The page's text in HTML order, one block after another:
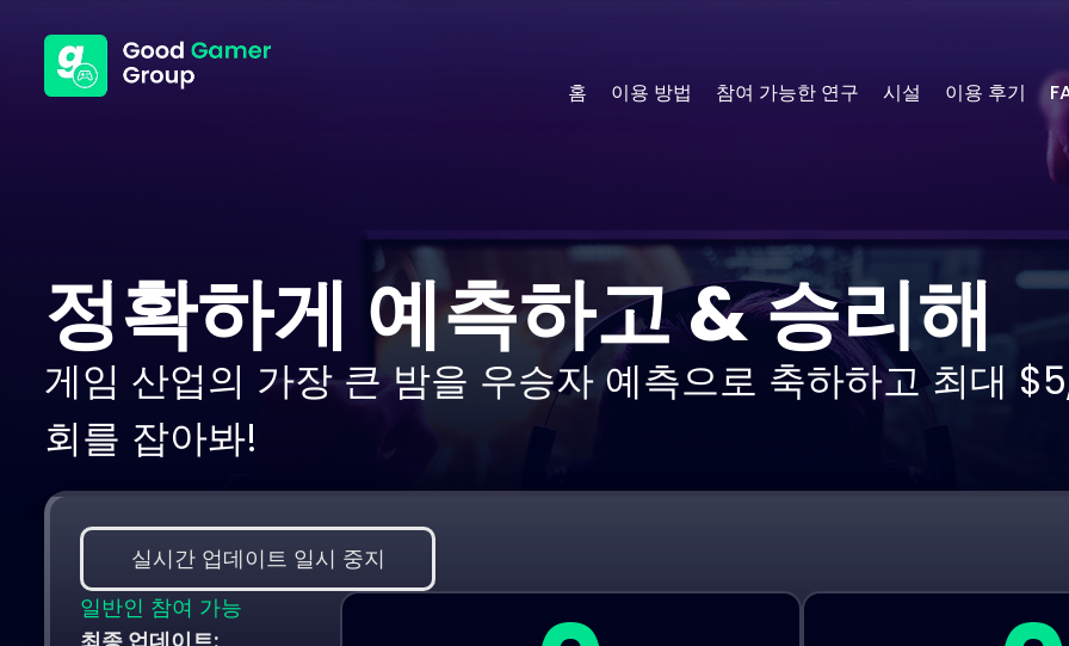
홈 이용 방법 참여 가능한 연구 시설 이용 후기
정확하게 예측하고 & 승리해
게임 산업의 가장 큰 밤을 우승자 예측으로 축하하고 최대
회를 잡아봐!
실시간 업데이트 일시 중지
일반인 참여 가능